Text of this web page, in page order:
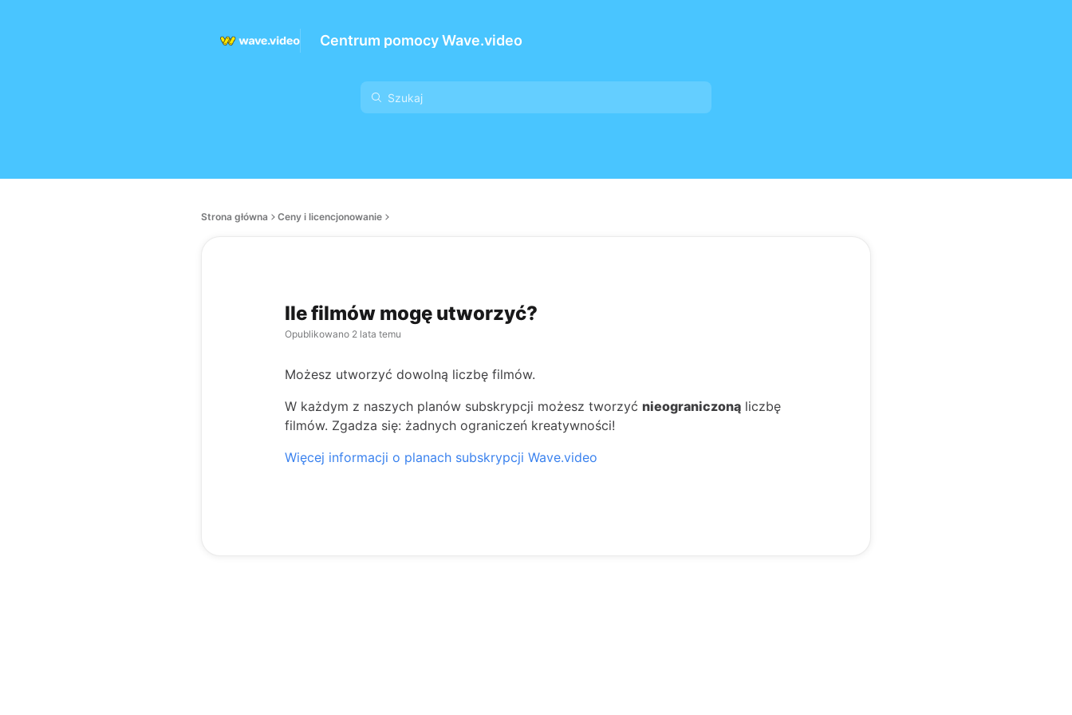
Centrum pomocy Wave.video
Strona główna Ceny i licencjonowanie
Ile filmów mogę utworzyć?
Opublikowano 2 lata temu
Możesz utworzyć dowolną liczbę filmów.
W każdym z naszych planów subskrypcji możesz tworzyć nieograniczoną liczbę
filmów. Zgadza się: żadnych ograniczeń kreatywności!
Więcej informacji o planach subskrypcji Wave.video